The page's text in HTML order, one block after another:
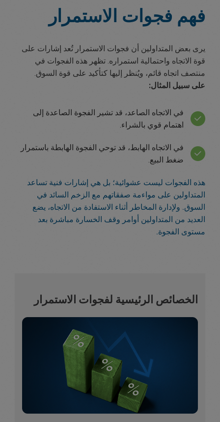
فهم فجوات الاستمرار
يرى بعض المتداولين أن فجوات الاستمرار تُعد إشارات على
قوة الاتجاه واحتمالية استمراره. تظهر هذه الفجوات في
منتصف اتجاه قائم، ويُنظر إليها كتأكيد على قوة السوق.
على سبيل المثال:
في الاتجاه الصاعد، قد تشير الفجوة الصاعدة إلى
اهتمام قوي بالشراء.
في الاتجاه الهابط، قد توحي الفجوة الهابطة باستمرار
ضغط البيع.
هذه الفجوات ليست عشوائية؛ بل هي إشارات فنية تساعد
المتداولين على مواءمة صفقاتهم مع الزخم السائد في
السوق. ولإدارة المخاطر أثناء الاستفادة من الاتجاه، يضع
العديد من المتداولين أوامر وقف الخسارة مباشرة بعد
مستوى الفجوة.
الخصائص الرئيسية لفجوات الاستمرار